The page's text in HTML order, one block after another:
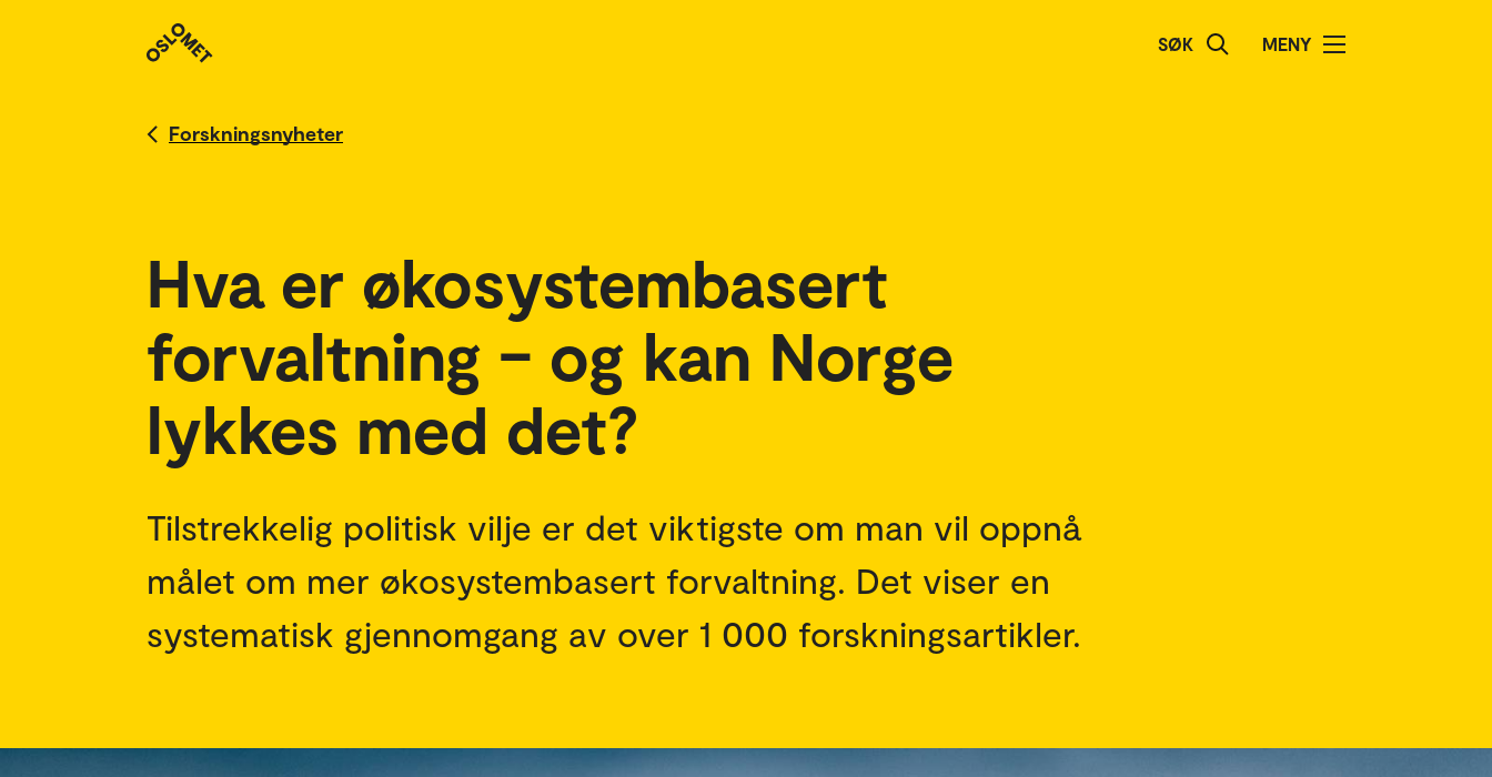
SØK MENY
Forskningsnyheter
Hva er økosystembasert
forvaltning – og kan Norge
lykkes med det?
Tilstrekkelig politisk vilje er det viktigste om man vil oppnå
målet om mer økosystembasert forvaltning. Det viser en
systematisk gjennomgang av over 1 000 forskningsartikler.